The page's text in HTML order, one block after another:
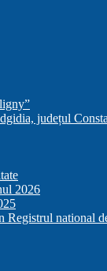
județul
2026
national